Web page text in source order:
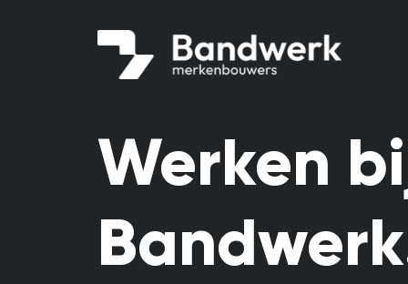
Werken